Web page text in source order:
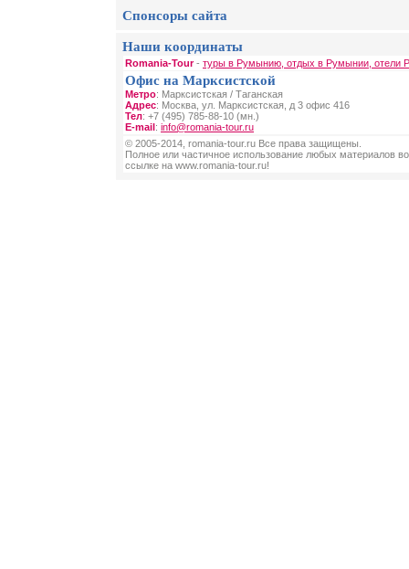
Спонсоры сайта
Наши координаты
Romania-Tour- туры в Румынию, отдых в Румынии, отели
Офис на Марксистской
Метро: Марксистская / Таганская
Адрес: Москва, ул. Марксистская, д 3 офис 416
Тел: +7 (495) 785-88-10 (мн.)
E-mail: info@romania-tour.ru
© 2005-2014, romania-tour.ru Все права защищены.
Полное или частичное использование любых материалов
ссылке на www.romania-tour.ru!